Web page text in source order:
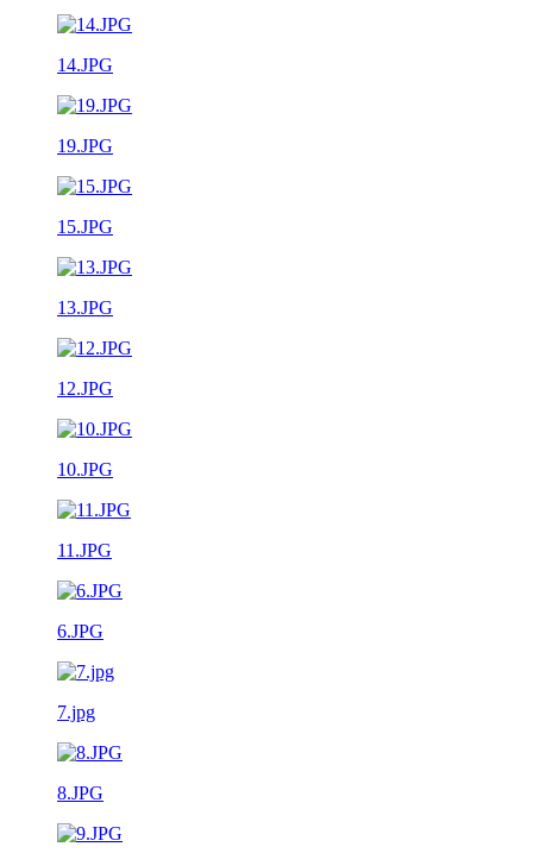
14.JPG
19.JPG
15.JPG
13.JPG
12.JPG
10.JPG
11.JPG
6.JPG
7.jpg
8.JPG